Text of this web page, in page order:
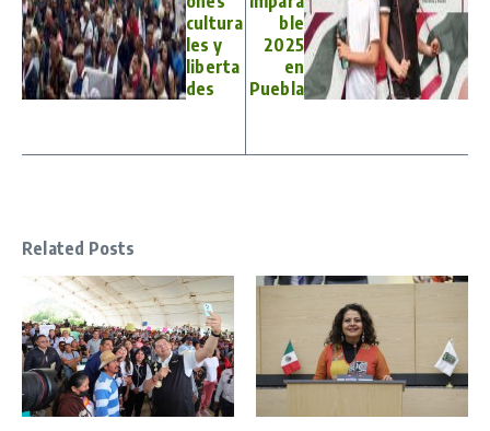
cultura
les y
liberta
des
ble
2025
en
Puebla
Related Posts